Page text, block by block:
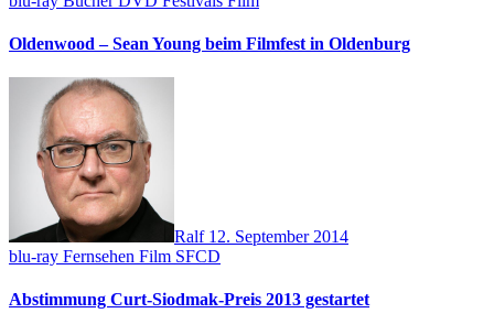
Oldenwood – Sean Young beim Filmfest in Oldenburg
Ralf 12. September 2014
blu-ray Fernsehen Film SFCD
Abstimmung Curt-Siodmak-Preis 2013 gestartet